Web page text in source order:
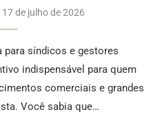
17 de julho de 2026
para síndicos e gestores
indispensável para quem
comerciais e grandes
Você sabia que…